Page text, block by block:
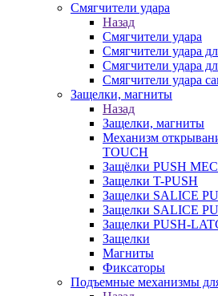
Смягчители удара
Назад
Смягчители удара
Смягчители удара
Смягчители удара
Cмягчители удара
Защелки, магниты
Назад
Защелки, магниты
Механизм
TOUCH
Защёлки PUSH
Защелки T-PUSH
Защелки SALICE
Защелки SALICE
Защелки PUSH-
Защелки
Магниты
Фиксаторы
Подъемные механизмы